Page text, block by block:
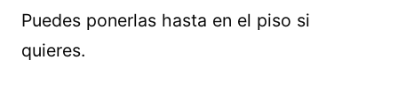
Puedes ponerlas hasta en el piso si
quieres.